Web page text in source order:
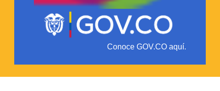
Conoce GOV.CO aquí.